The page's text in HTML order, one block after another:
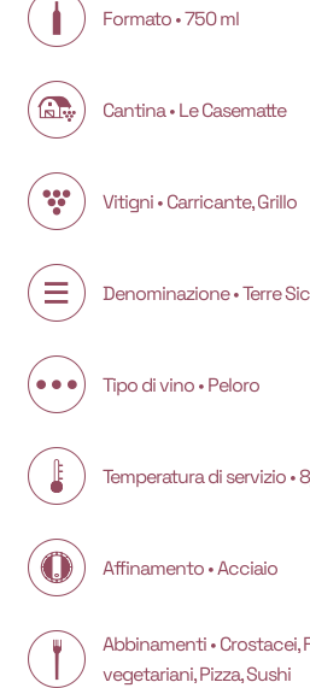
Formato • 750 ml
Cantina • Le Casematte
Vitigni • Carricante, Grillo
Denominazione • Terre
Tipo di vino • Peloro
Temperatura di servizio •
Affinamento • Acciaio
Abbinamenti • Crostacei,
vegetariani, Pizza, Sushi